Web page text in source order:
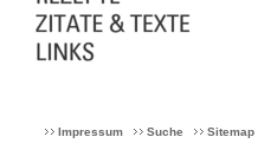
Impressum Suche Sitemap